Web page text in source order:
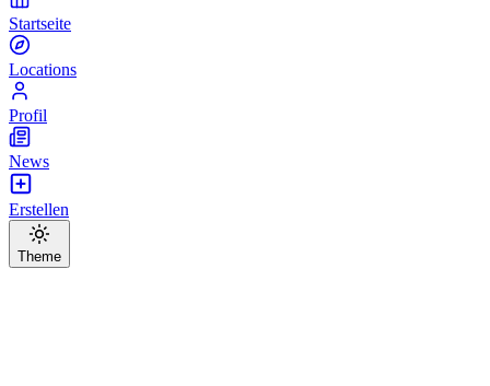
Startseite
Locations
Profil
News
Erstellen
Theme